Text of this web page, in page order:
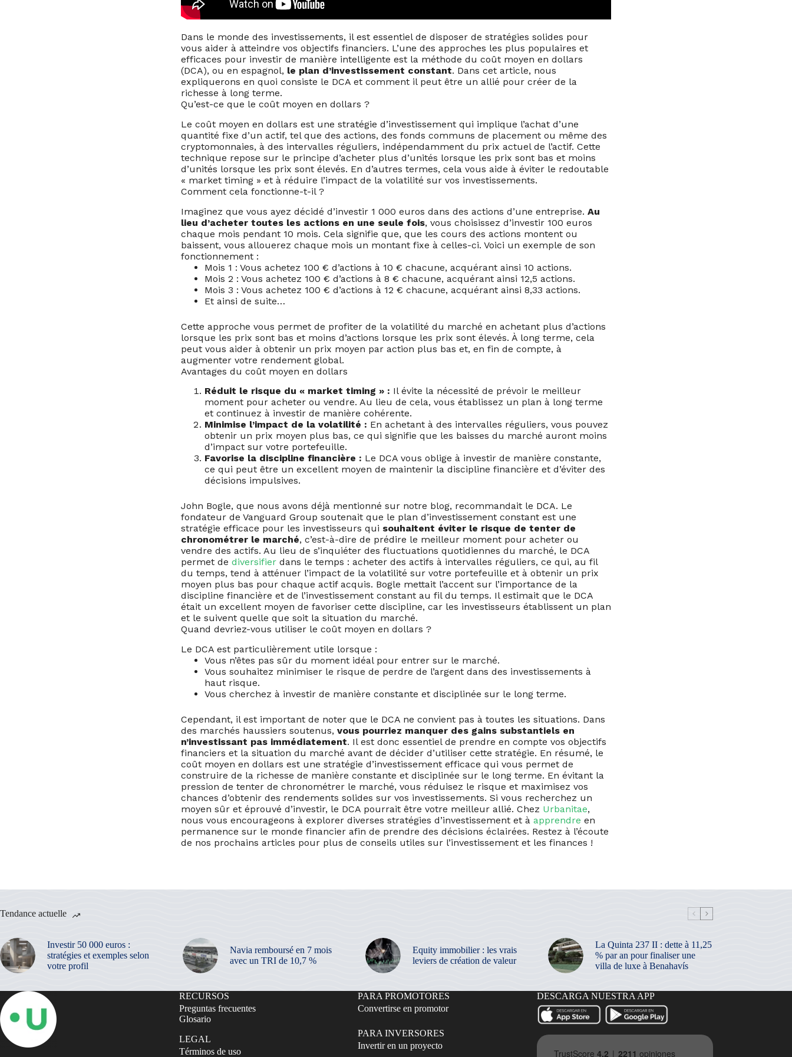
Dans le monde des investissements, il est essentiel de disposer de stratégies solides pour
vous aider à atteindre vos objectifs financiers. L’une des approches les plus populaires et
efficaces pour investir de manière intelligente est la méthode du coût moyen en dollars
(DCA), ou en espagnol, le plan d’investissement constant. Dans cet article, nous
expliquerons en quoi consiste le DCA et comment il peut être un allié pour créer de la
richesse à long terme.
Qu’est-ce que le coût moyen en dollars ?
Le coût moyen en dollars est une stratégie d’investissement qui implique l’achat d’une
quantité fixe d’un actif, tel que des actions, des fonds communs de placement ou même des
cryptomonnaies, à des intervalles réguliers, indépendamment du prix actuel de l’actif. Cette
technique repose sur le principe d’acheter plus d’unités lorsque les prix sont bas et moins
d’unités lorsque les prix sont élevés. En d’autres termes, cela vous aide à éviter le redoutable
« market timing » et à réduire l’impact de la volatilité sur vos investissements.
Comment cela fonctionne-t-il ?
Imaginez que vous ayez décidé d’investir 1 000 euros dans des actions d’une entreprise. Au
lieu d’acheter toutes les actions en une seule fois, vous choisissez d’investir 100 euros
chaque mois pendant 10 mois. Cela signifie que, que les cours des actions montent ou
baissent, vous allouerez chaque mois un montant fixe à celles-ci. Voici un exemple de son
fonctionnement :
Mois 1 : Vous achetez 100 € d’actions à 10 € chacune, acquérant ainsi 10 actions.
Mois 2 : Vous achetez 100 € d’actions à 8 € chacune, acquérant ainsi 12,5 actions.
Mois 3 : Vous achetez 100 € d’actions à 12 € chacune, acquérant ainsi 8,33 actions.
Et ainsi de suite…
Cette approche vous permet de profiter de la volatilité du marché en achetant plus d’actions
lorsque les prix sont bas et moins d’actions lorsque les prix sont élevés. À long terme, cela
peut vous aider à obtenir un prix moyen par action plus bas et, en fin de compte, à
augmenter votre rendement global.
Avantages du coût moyen en dollars
Réduit le risque du « market timing » : Il évite la nécessité de prévoir le meilleur
moment pour acheter ou vendre. Au lieu de cela, vous établissez un plan à long terme
et continuez à investir de manière cohérente.
Minimise l’impact de la volatilité : En achetant à des intervalles réguliers, vous pouvez
obtenir un prix moyen plus bas, ce qui signifie que les baisses du marché auront moins
d’impact sur votre portefeuille.
Favorise la discipline financière : Le DCA vous oblige à investir de manière constante,
ce qui peut être un excellent moyen de maintenir la discipline financière et d’éviter des
décisions impulsives.
John Bogle, que nous avons déjà mentionné sur notre blog, recommandait le DCA. Le
fondateur de Vanguard Group soutenait que le plan d’investissement constant est une
stratégie efficace pour les investisseurs qui souhaitent éviter le risque de tenter de
chronométrer le marché, c’est-à-dire de prédire le meilleur moment pour acheter ou
vendre des actifs. Au lieu de s’inquiéter des fluctuations quotidiennes du marché, le DCA
permet de diversifier dans le temps : acheter des actifs à intervalles réguliers, ce qui, au fil
du temps, tend à atténuer l’impact de la volatilité sur votre portefeuille et à obtenir un prix
moyen plus bas pour chaque actif acquis. Bogle mettait l’accent sur l’importance de la
discipline financière et de l’investissement constant au fil du temps. Il estimait que le DCA
était un excellent moyen de favoriser cette discipline, car les investisseurs établissent un plan
et le suivent quelle que soit la situation du marché.
Quand devriez-vous utiliser le coût moyen en dollars ?
Le DCA est particulièrement utile lorsque :
Vous n’êtes pas sûr du moment idéal pour entrer sur le marché.
Vous souhaitez minimiser le risque de perdre de l’argent dans des investissements à
haut risque.
Vous cherchez à investir de manière constante et disciplinée sur le long terme.
Cependant, il est important de noter que le DCA ne convient pas à toutes les situations. Dans
des marchés haussiers soutenus, vous pourriez manquer des gains substantiels en
n’investissant pas immédiatement. Il est donc essentiel de prendre en compte vos objectifs
financiers et la situation du marché avant de décider d’utiliser cette stratégie. En résumé, le
coût moyen en dollars est une stratégie d’investissement efficace qui vous permet de
construire de la richesse de manière constante et disciplinée sur le long terme. En évitant la
pression de tenter de chronométrer le marché, vous réduisez le risque et maximisez vos
chances d’obtenir des rendements solides sur vos investissements. Si vous recherchez un
moyen sûr et éprouvé d’investir, le DCA pourrait être votre meilleur allié. Chez Urbanitae,
nous vous encourageons à explorer diverses stratégies d’investissement et à apprendre en
permanence sur le monde financier afin de prendre des décisions éclairées. Restez à l’écoute
de nos prochains articles pour plus de conseils utiles sur l’investissement et les finances !
Tendance actuelle
Investir 50 000 euros :
stratégies et exemples selon
votre profil
Navia remboursé en 7 mois
avec un TRI de 10,7 %
Equity immobilier : les vrais
leviers de création de valeur
La Quinta 237 II : dette à 11,25
% par an pour finaliser une
villa de luxe à Benahavís
RECURSOS
Preguntas frecuentes
Glosario
LEGAL
Términos de uso
PARA PROMOTORES
Convertirse en promotor
PARA INVERSORES
Invertir en un proyecto
DESCARGA NUESTRA APP